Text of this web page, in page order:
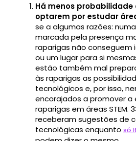
Há menos
optarem por estudar
se a algumas razões:
marcada pela presença
raparigas não conseguem
ou um lugar para si
estão também mal
às raparigas as
tecnológicos e, por isso,
encorajados a promover a
raparigas em áreas STEM.
receberam sugestões de
tecnológicas enquanto só